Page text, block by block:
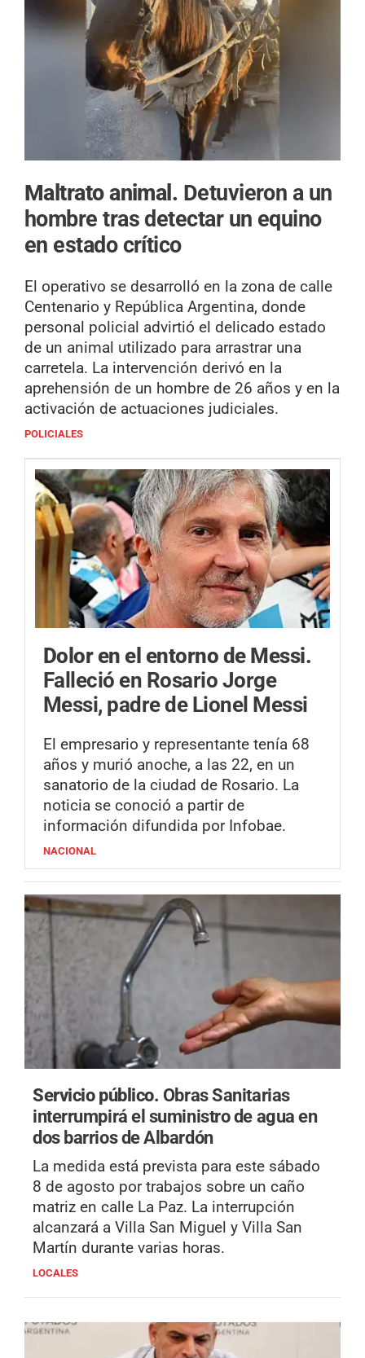
Maltrato animal. Detuvieron a un
hombre tras detectar un equino
en estado crítico
El operativo se desarrolló en la zona de calle
Centenario y República Argentina, donde
personal policial advirtió el delicado estado
de un animal utilizado para arrastrar una
carretela. La intervención derivó en la
aprehensión de un hombre de 26 años y en la
activación de actuaciones judiciales.
POLICIALES
Dolor en el entorno de Messi.
Falleció en Rosario Jorge
Messi, padre de Lionel Messi
El empresario y representante tenía 68
años y murió anoche, a las 22, en un
sanatorio de la ciudad de Rosario. La
noticia se conoció a partir de
información difundida por Infobae.
NACIONAL
Servicio público. Obras Sanitarias
interrumpirá el suministro de agua en
dos barrios de Albardón
La medida está prevista para este sábado
8 de agosto por trabajos sobre un caño
matriz en calle La Paz. La interrupción
alcanzará a Villa San Miguel y Villa San
Martín durante varias horas.
LOCALES